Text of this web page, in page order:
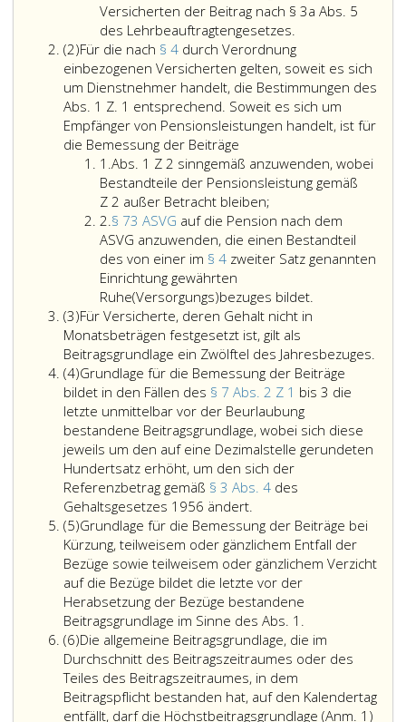
außer
der
im
Nr. 64
1997,,
Paragraph
49,
ASVG
sowie
Vergütungen
für
sonstige
Tätigkeiten,
zu
denen
der
Versicherte
durch
den
Dienstgeber
oder
dessen
Beauftragten
herangezogen
wurde;
eins,
19,
genannten
Versicherten
der
Paragraph
6
des
Bundesgesetzes
über
Abgeltung
von
und
künstlerischen
Tätigkeiten
an
Universitäten
und
Universitäten
der
einschließlich
einer
gesonderten
Abgeltung
für
die
Mitwirkung
an
der
Durchführung
der
in
Absatz
eins,
Ziffer
21,,
25
bis
31
bis
33,
b,
35,
37, 38
sowie
Paragraph
genannten
Versicherten
das
des
Paragraph
ASVG;
8
Versicherten der Beitrag nach § 3a Abs. 5
des Lehrbeauftragtengesetzes.
die
in
Paragraph
eins,
Absatz
Ziffer
23,
Versicherten
der
Beitrag
Paragraph
3
a,
Absatz
5,
des
(2)Absatz
2
Für die nach § 4 durch Verordnung
einbezogenen Versicherten gelten, soweit es sich
um Dienstnehmer handelt, die Bestimmungen des
Abs. 1 Z. 1 entsprechend. Soweit es sich um
Empfänger von Pensionsleistungen handelt, ist für
die Bemessung der Beiträge
die
nach
Paragraph
4,
durch
Verordnung
Versicherten
gelten,
soweit
es
sich
um
Dienstnehmer
handelt,
die
Bestimmungen
des
Absatz
eins,
Ziffer
eins,
entsprechend.
Soweit
es
sich
um
Empfänger
von
Pensionsleistungen
1.Ziffer
eins
Abs. 1 Z 2 sinngemäß anzuwenden, wobei
Bestandteile der Pensionsleistung gemäß
Z 2 außer Betracht bleiben;
eins,
Ziffer
2,
anzuwenden,
wobei
Bestandteile
der
Pensionsleistung
gemäß
Ziffer
2,
außer
Betracht
bleiben;
2.Ziffer
2
§ 73 ASVG auf die Pension nach dem
ASVG anzuwenden, die einen Bestandteil
des von einer im § 4 zweiter Satz genannten
Einrichtung gewährten
Ruhe(Versorgungs)bezuges bildet.
auf
die
Pension
dem
ASVG
Bestandteil
des
von
4,
zweiter
genannten
Einrichtung
(3)Absatz
3
Für Versicherte, deren Gehalt nicht in
Monatsbeträgen festgesetzt ist, gilt als
Beitragsgrundlage ein Zwölftel des Jahresbezuges.
(4)Absatz
4
Grundlage für die Bemessung der Beiträge
bildet in den Fällen des § 7 Abs. 2 Z 1 bis 3 die
letzte unmittelbar vor der Beurlaubung
bestandene Beitragsgrundlage, wobei sich diese
jeweils um den auf eine Dezimalstelle gerundeten
Hundertsatz erhöht, um den sich der
Referenzbetrag gemäß § 3 Abs. 4 des
Gehaltsgesetzes 1956 ändert.
für
die
Bemessung
der
Beiträge
bildet
in
den
Fällen
des
Paragraph
(5)Absatz
5
Grundlage für die Bemessung der Beiträge bei
Kürzung, teilweisem oder gänzlichem Entfall der
Bezüge sowie teilweisem oder gänzlichem Verzicht
auf die Bezüge bildet die letzte vor der
Herabsetzung der Bezüge bestandene
Beitragsgrundlage im Sinne des Abs. 1.
für
die
der
Beiträge
(6)Absatz
6
Die allgemeine Beitragsgrundlage, die im
Durchschnitt des Beitragszeitraumes oder des
Teiles des Beitragszeitraumes, in dem
Beitragspflicht bestanden hat, auf den Kalendertag
entfällt, darf die Höchstbeitragsgrundlage (Anm. 1)